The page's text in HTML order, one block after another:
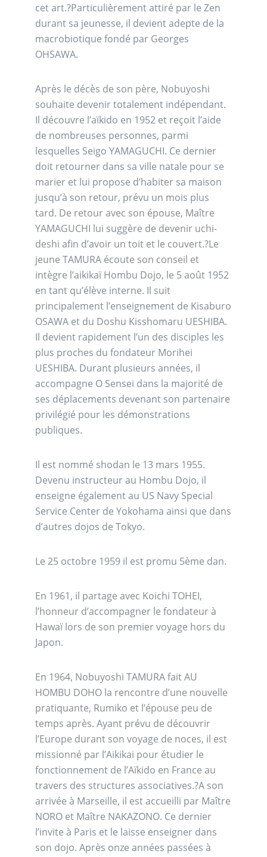
cet art.?Particulièrement attiré par le Zen
durant sa jeunesse, il devient adepte de la
macrobiotique fondé par Georges
OHSAWA.
Après le décès de son père, Nobuyoshi
souhaite devenir totalement indépendant.
Il découvre l’aïkido en 1952 et reçoit l’aide
de nombreuses personnes, parmi
lesquelles Seigo YAMAGUCHI. Ce dernier
doit retourner dans sa ville natale pour se
marier et lui propose d’habiter sa maison
jusqu’à son retour, prévu un mois plus
tard. De retour avec son épouse, Maître
YAMAGUCHI lui suggère de devenir uchi-
deshi afin d’avoir un toit et le couvert.?Le
jeune TAMURA écoute son conseil et
intègre l’aikikaï Hombu Dojo, le 5 août 1952
en tant qu’élève interne. Il suit
principalement l’enseignement de Kisaburo
OSAWA et du Doshu Kisshomaru UESHIBA.
Il devient rapidement l’un des disciples les
plus proches du fondateur Morihei
UESHIBA. Durant plusieurs années, il
accompagne O Sensei dans la majorité de
ses déplacements devenant son partenaire
privilégié pour les démonstrations
publiques.
Il est nommé shodan le 13 mars 1955.
Devenu instructeur au Hombu Dojo, il
enseigne également au US Navy Special
Service Center de Yokohama ainsi que dans
d’autres dojos de Tokyo.
Le 25 octobre 1959 il est promu 5ème dan.
En 1961, il partage avec Koichi TOHEI,
l’honneur d’accompagner le fondateur à
Hawaï lors de son premier voyage hors du
Japon.
En 1964, Nobuyoshi TAMURA fait AU
HOMBU DOHO la rencontre d’une nouvelle
pratiquante, Rumiko et l’épouse peu de
temps après. Ayant prévu de découvrir
l’Europe durant son voyage de noces, il est
missionné par l’Aikikai pour étudier le
fonctionnement de l’Aïkido en France au
travers des structures associatives.?A son
arrivée à Marseille, il est accueilli par Maître
NORO et Maître NAKAZONO. Ce dernier
l’invite à Paris et le laisse enseigner dans
son dojo. Après onze années passées à